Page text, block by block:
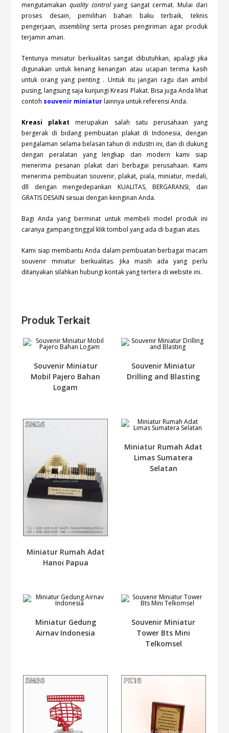
mengutamakanquality controlyang sangat cermat. Mulai dari
proses desain, pemilihan bahan baku terbaik, teknis
pengerjaan,assemblingserta proses pengiriman agar produk
terjamin aman.
Tentunya miniatur berkualitas sangat dibutuhkan, apalagi jika
digunakan untuk kenang kenangan atau ucapan terima kasih
untuk orang yang penting . Untuk itu jangan ragu dan ambil
pusing, langsung saja kunjungi Kreasi Plakat. Bisa juga Anda lihat
contoh souvenir miniaturlainnya untuk referensi Anda.
Kreasi plakat merupakan salah satu perusahaan yang
bergerak di bidang pembuatan plakat di Indonesia, dengan
pengalaman selama belasan tahun di industri ini, dan di dukung
dengan peralatan yang lengkap dan modern kami siap
menerima pesanan plakat dari berbagai perusahaan. Kami
menerima pembuatan souvenir, plakat, piala, miniatur, medali,
dll dengan mengedepankan KUALITAS, BERGARANSI, dan
GRATIS DESAIN sesuai dengan keinginan Anda.
Bagi Anda yang berminat untuk membeli model produk ini
caranya gampang tinggal klik tombolyang ada di bagian atas.
Kami siap membantu Anda dalam pembuatan berbagai macam
souvenir miniatur berkualitas. Jika masih ada yang perlu
ditanyakan silahkan hubungi kontak yang tertera di website ini.
Produk Terkait
Souvenir Miniatur
Mobil Pajero Bahan
Logam
Souvenir Miniatur
Drilling and Blasting
Miniatur Rumah Adat
Hanoi Papua
Miniatur Rumah Adat
Limas Sumatera
Selatan
Miniatur Gedung
Airnav Indonesia
Souvenir Miniatur
Tower Bts Mini
Telkomsel